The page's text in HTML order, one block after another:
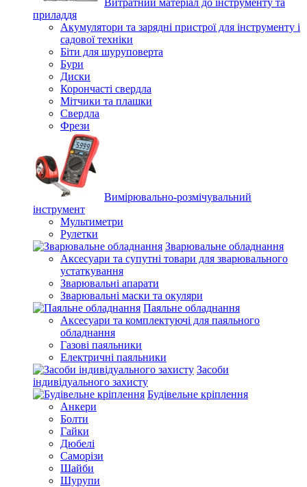
Витратний матеріал до інструменту та
приладдя
Акумулятори та зарядні пристрої для інструменту і
садової техніки
Біти для шуруповерта
Бури
Диски
Корончасті свердла
Мітчики та плашки
Свердла
Фрези
Вимірювально-розмічувальний
інструмент
Мультиметри
Рулетки
Зварювальне обладнання
Аксесуари та супутні товари для зварювального
устаткування
Зварювальні апарати
Зварювальні маски та окуляри
Паяльне обладнання
Аксесуари та комплектуючі для паяльного
обладнання
Газові паяльники
Електричні паяльники
Засоби
індивідуального захисту
Будівельне кріплення
Анкери
Болти
Гайки
Дюбелі
Саморізи
Шайби
Шурупи